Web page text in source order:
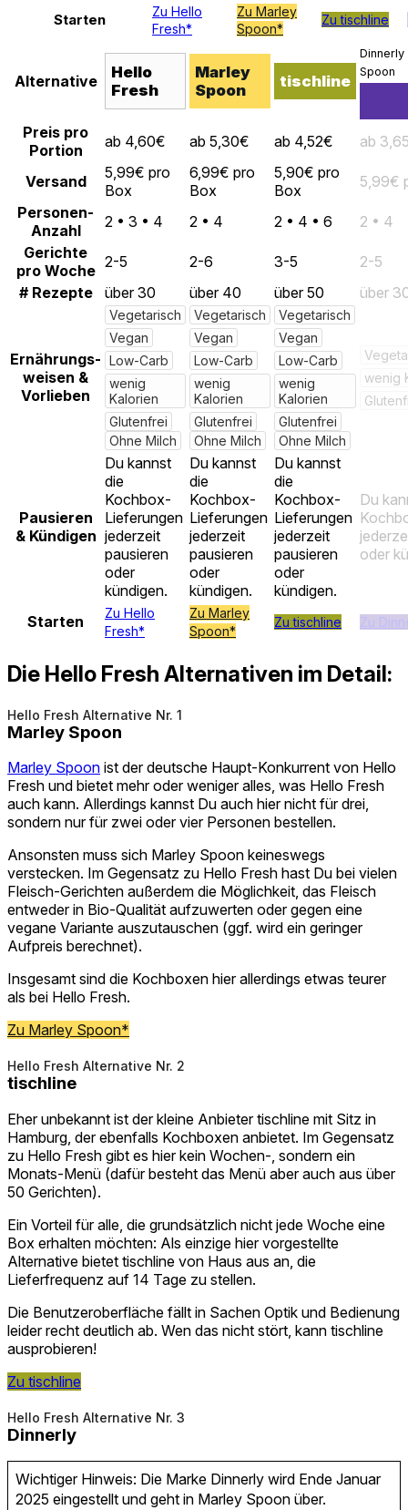
Starten
Zu Hello
Fresh*
Zu Marley
Spoon*
Zu tischline
Alternative
Hello
Fresh
Marley
Spoon
tischline
Spoon
Preis pro
Portion
ab 4,60€ ab 5,30€ ab 4,52€ ab
Versand
5,99€ pro
Box
6,99€ pro
Box
5,90€ pro
Box
5,99€
Personen-
Anzahl
2 • 3 • 4 2 • 4 2 • 4 • 6
2 • 4
Gerichte
pro Woche 2-5 2-6 3-5
2-5
# Rezepte
über 30 über 40 über 50 über
Ernährungs-
weisen &
Vorlieben
Vegetarisch
Vegan
Low-Carb
wenig
Kalorien
Glutenfrei
Ohne Milch
Vegetarisch
Vegan
Low-Carb
wenig
Kalorien
Glutenfrei
Ohne Milch
Vegetarisch
Vegan
Low-Carb
wenig
Kalorien
Glutenfrei
Ohne Milch
wenig
Pausieren
& Kündigen
Du kannst
die
Kochbox-
Lieferungen
jederzeit
pausieren
oder
kündigen.
Du kannst
die
Kochbox-
Lieferungen
jederzeit
pausieren
oder
kündigen.
Du kannst
die
Kochbox-
Lieferungen
jederzeit
pausieren
oder
kündigen.
Du
oder
Starten
Zu Hello
Fresh*
Zu Marley
Spoon*
Zu tischline
Die Hello Fresh Alternativen im Detail:
Hello Fresh Alternative Nr. 1
Marley Spoon
Marley Spoon ist der deutsche Haupt-Konkurrent von Hello
Fresh und bietet mehr oder weniger alles, was Hello Fresh
auch kann. Allerdings kannst Du auch hier nicht für drei,
sondern nur für zwei oder vier Personen bestellen.
Ansonsten muss sich Marley Spoon keineswegs
verstecken. Im Gegensatz zu Hello Fresh hast Du bei vielen
Fleisch-Gerichten außerdem die Möglichkeit, das Fleisch
entweder in Bio-Qualität aufzuwerten oder gegen eine
vegane Variante auszutauschen (ggf. wird ein geringer
Aufpreis berechnet).
Insgesamt sind die Kochboxen hier allerdings etwas teurer
als bei Hello Fresh.
Zu Marley Spoon*
Hello Fresh Alternative Nr. 2
tischline
Eher unbekannt ist der kleine Anbieter tischline mit Sitz in
Hamburg, der ebenfalls Kochboxen anbietet. Im Gegensatz
zu Hello Fresh gibt es hier kein Wochen-, sondern ein
Monats-Menü (dafür besteht das Menü aber auch aus über
50 Gerichten).
Ein Vorteil für alle, die grundsätzlich nicht jede Woche eine
Box erhalten möchten: Als einzige hier vorgestellte
Alternative bietet tischline von Haus aus an, die
Lieferfrequenz auf 14 Tage zu stellen.
Die Benutzeroberfläche fällt in Sachen Optik und Bedienung
leider recht deutlich ab. Wen das nicht stört, kann tischline
ausprobieren!
Zu tischline
Hello Fresh Alternative Nr. 3
Dinnerly
Wichtiger Hinweis: Die Marke Dinnerly wird Ende Januar
2025 eingestellt und geht in Marley Spoon über.